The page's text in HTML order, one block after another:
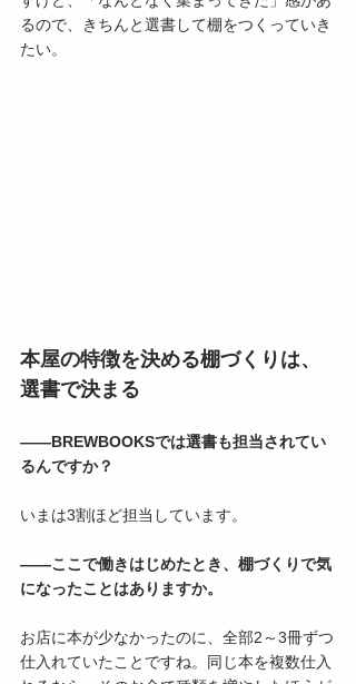
るので、きちんと選書して棚をつくっていき
たい。
本屋の特徴を決める棚づくりは、
選書で決まる
――BREWBOOKSでは選書も担当されてい
るんですか？
いまは3割ほど担当しています。
――ここで働きはじめたとき、棚づくりで気
になったことはありますか。
お店に本が少なかったのに、全部2～3冊ずつ
仕入れていたことですね。同じ本を複数仕入